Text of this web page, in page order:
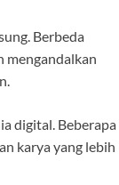
Berbeda
mengandalkan
digital. Beberapa
karya yang lebih